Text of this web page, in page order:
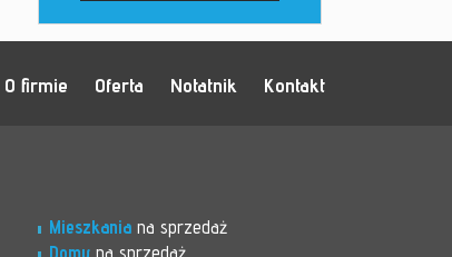
O firmie Oferta Notatnik Kontakt
Mieszkania na sprzedaż
Domy na sprzedaż